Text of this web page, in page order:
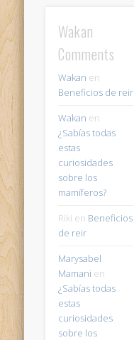
Wakan
Comments
Wakan en
Beneficios de reir
Wakan en
¿Sabías todas
estas
curiosidades
sobre los
mamíferos?
Riki en Beneficios
de reir
Marysabel
Mamani en
¿Sabías todas
estas
curiosidades
sobre los